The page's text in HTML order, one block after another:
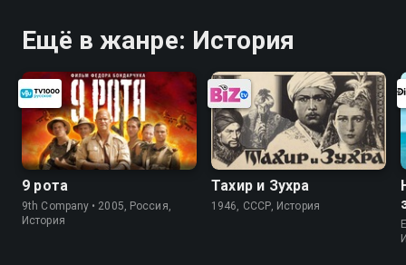
Ещё в жанре: История
9 рота
9th Company • 2005, Россия,
История
Тахир и Зухра
1946, СССР, История